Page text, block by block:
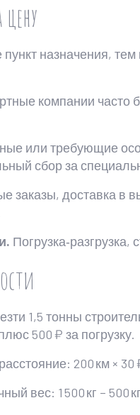
назначения,
компании часто
или требующие
сбор за
заказы, доставка в
1,5 тонны
500 ₽ за погрузку.
200 км × 30
вес: 1 500 кг – 500